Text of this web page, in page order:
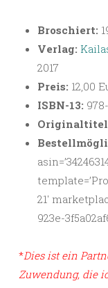
Broschiert:
Verlag:
2017
Preis: 12,00
ISBN-13:
21′
923e-
*Dies ist ein
Zuwendung, die